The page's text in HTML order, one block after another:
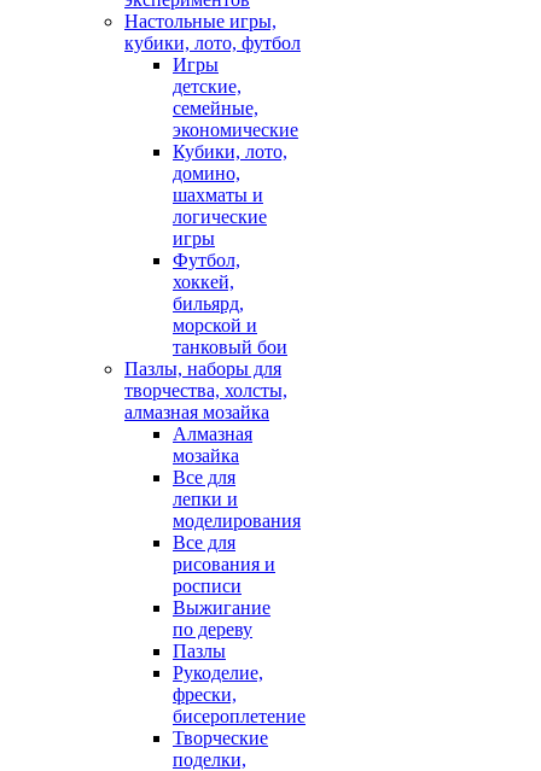
Настольные игры,
кубики, лото, футбол
Игры
детские,
семейные,
экономические
Кубики, лото,
домино,
шахматы и
логические
игры
Футбол,
хоккей,
бильярд,
морской и
танковый бои
Пазлы, наборы для
творчества, холсты,
алмазная мозайка
Алмазная
мозайка
Все для
лепки и
моделирования
Все для
рисования и
росписи
Выжигание
по дереву
Пазлы
Рукоделие,
фрески,
бисероплетение
Творческие
поделки,